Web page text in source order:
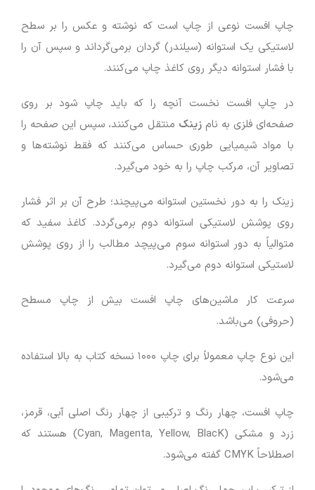
چاپ افست نوعی از چاپ است که نوشته و عکس را بر سطح
لاستیکی یک استوانه (سیلندر) گردان برمی‌گرداند و سپس آن را
با فشار استوانه دیگر روی کاغذ چاپ می‌کنند.
در چاپ افست نخست آنچه را که باید چاپ شود بر روی
صفحه‌ای فلزی به نامزینک منتقل می‌کنند، سپس این صفحه را
با مواد شیمیایی طوری حساس می‌کنند که فقط نوشته‌ها و
تصاویر آن، مرکب چاپ را به خود می‌گیرد.
زینک را به دور نخستین استوانه می‌پیچند؛ طرح آن بر اثر فشار
روی پوشش لاستیکی استوانه دوم برمی‌گردد. کاغذ سفید که
متوالیاً به دور استوانه سوم می‌پیچد مطالب را از روی پوشش
لاستیکی استوانه دوم می‌گیرد.
سرعت کار ماشین‌های چاپ افست بیش از چاپ مسطح
(حروفی) می‌باشد.
این نوع چاپ معمولاً برای چاپ ۱۰۰۰ نسخه کتاب به بالا استفاده
می‌شود.
چاپ افست، چهار رنگ و ترکیبی از چهار رنگ اصلی آبی، قرمز،
زرد و مشکی (Cyan, Magenta, Yellow, BlacK) هستند که
اصطلاحاً CMYK گفته می‌شود.